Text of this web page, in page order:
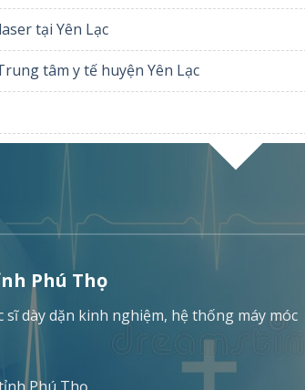
tại Yên Lạc
tâm y tế huyện Yên Lạc
Phú Thọ
dày dặn kinh nghiệm, hệ thống máy móc
Phú Thọ